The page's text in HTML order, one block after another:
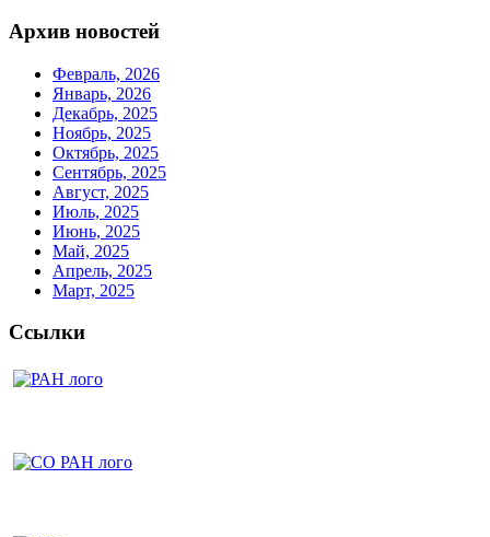
Архив новостей
Февраль, 2026
Январь, 2026
Декабрь, 2025
Ноябрь, 2025
Октябрь, 2025
Сентябрь, 2025
Август, 2025
Июль, 2025
Июнь, 2025
Май, 2025
Апрель, 2025
Март, 2025
Ссылки